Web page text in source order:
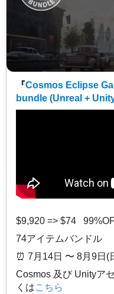
『Cosmos Eclipse
bundle (Unreal +
$9,920 => $74
74アイテムバンドル
⏰️ 7月14日 〜 8月9日(
Cosmos 及び Unityア
くはこちら